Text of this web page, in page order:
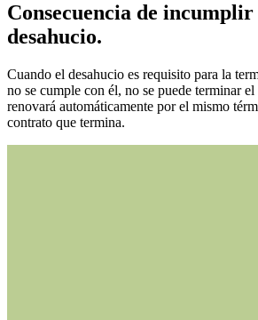
Consecuencia de incumplir
desahucio.
Cuando el desahucio es requisito para la
no se cumple con él, no se puede terminar el
renovará automáticamente por el mismo
contrato que termina.